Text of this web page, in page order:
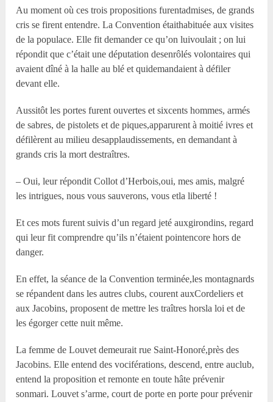
Au moment où ces trois propositions furentadmises, de grands
cris se firent entendre. La Convention étaithabituée aux visites
de la populace. Elle fit demander ce qu’on luivoulait ; on lui
répondit que c’était une députation desenrôlés volontaires qui
avaient dîné à la halle au blé et quidemandaient à défiler
devant elle.
Aussitôt les portes furent ouvertes et sixcents hommes, armés
de sabres, de pistolets et de piques,apparurent à moitié ivres et
défilèrent au milieu desapplaudissements, en demandant à
grands cris la mort destraîtres.
– Oui, leur répondit Collot d’Herbois,oui, mes amis, malgré
les intrigues, nous vous sauverons, vous etla liberté !
Et ces mots furent suivis d’un regard jeté auxgirondins, regard
qui leur fit comprendre qu’ils n’étaient pointencore hors de
danger.
En effet, la séance de la Convention terminée,les montagnards
se répandent dans les autres clubs, courent auxCordeliers et
aux Jacobins, proposent de mettre les traîtres horsla loi et de
les égorger cette nuit même.
La femme de Louvet demeurait rue Saint-Honoré,près des
Jacobins. Elle entend des vociférations, descend, entre auclub,
entend la proposition et remonte en toute hâte prévenir
sonmari. Louvet s’arme, court de porte en porte pour prévenir